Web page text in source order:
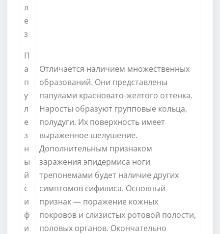
л
е
з
П
а
п
у
л
е
з
н
ы
й
с
и
ф
и
Отличается наличием множественных
образований. Они представлены
папулами красновато-желтого оттенка.
Наросты образуют групповые кольца,
полудуги. Их поверхность имеет
выраженное шелушение.
Дополнительным признаком
заражения эпидермиса ноги
трепонемами будет наличие других
симптомов сифилиса. Основный
признак — поражение кожных
покровов и слизистых ротовой полости,
половых органов. Окончательно